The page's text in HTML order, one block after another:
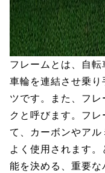
フレームとは、自
車輪を連結させ乗
ツです。また、フ
クと呼びます。フ
て、カーボンやア
よく使用されます
能を決める、重要な